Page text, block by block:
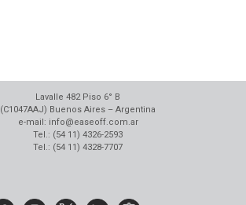
Lavalle 482 Piso 6° B
(C1047AAJ) Buenos Aires – Argentina
e-mail: info@easeoff.com.ar
Tel.: (54 11) 4326-2593
Tel.: (54 11) 4328-7707